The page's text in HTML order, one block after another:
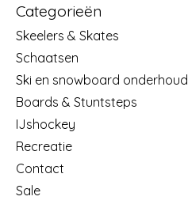
Categorieën
Skeelers & Skates
Schaatsen
Ski en snowboard onderhoud
Boards & Stuntsteps
IJshockey
Recreatie
Contact
Sale